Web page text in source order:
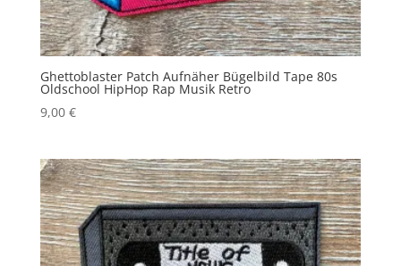
Ghettoblaster Patch Aufnäher Bügelbild Tape 80s
Oldschool HipHop Rap Musik Retro
9,00 €